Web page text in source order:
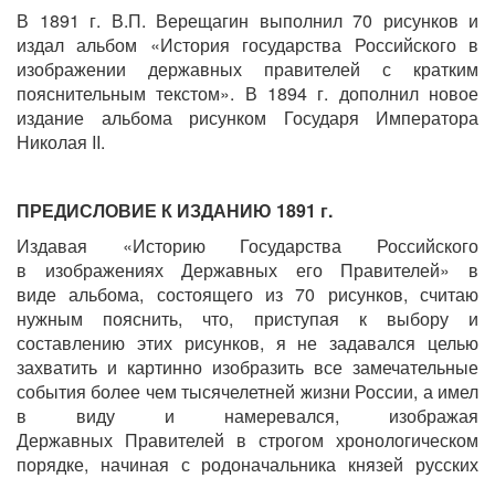
В 1891 г. В.П. Верещагин выполнил 70 рисунков и
издал альбом «История государства Российского в
изображении державных правителей с кратким
пояснительным текстом». В 1894 г. дополнил новое
издание альбома рисунком Государя Императора
Николая II.
ПРЕДИСЛОВИЕ К ИЗДАНИЮ 1891 г.
Издавая «Историю Государства Российского
в изображениях Державных его Правителей» в
видеальбома, состоящего из 70 рисунков, считаю
нужным пояснить, что, приступая к выбору и
составлению этих рисунков, я не задавался целью
захватить и картинно изобразить все замечательные
события более чем тысячелетней жизни России, а имел
в виду и намеревался, изображая
Державных Правителей в строгом хронологическом
порядке, начиная с родоначальника князей русских